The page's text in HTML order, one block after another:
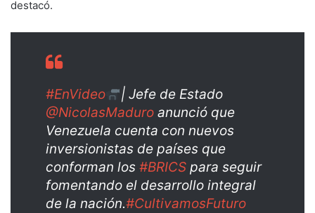
destacó.
#EnVideo
| Jefe de Estado
@NicolasMaduro anunció que
Venezuela cuenta con nuevos
inversionistas de países que
conforman los #BRICS para seguir
fomentando el desarrollo integral
de la nación.#CultivamosFuturo